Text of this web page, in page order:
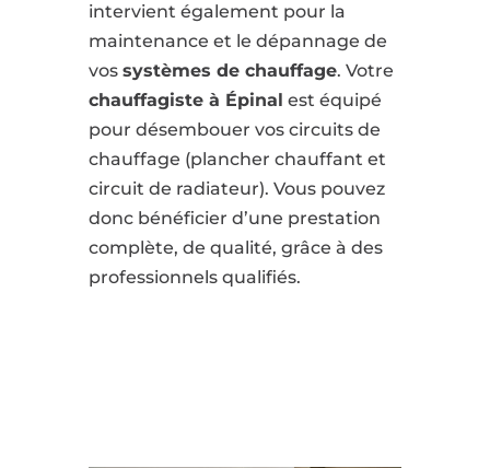
intervient également pour la
maintenance et le dépannage de
vos systèmes de chauffage. Votre
chauffagiste à Épinal est équipé
pour désembouer vos circuits de
chauffage (plancher chauffant et
circuit de radiateur). Vous pouvez
donc bénéficier d’une prestation
complète, de qualité, grâce à des
professionnels qualifiés.